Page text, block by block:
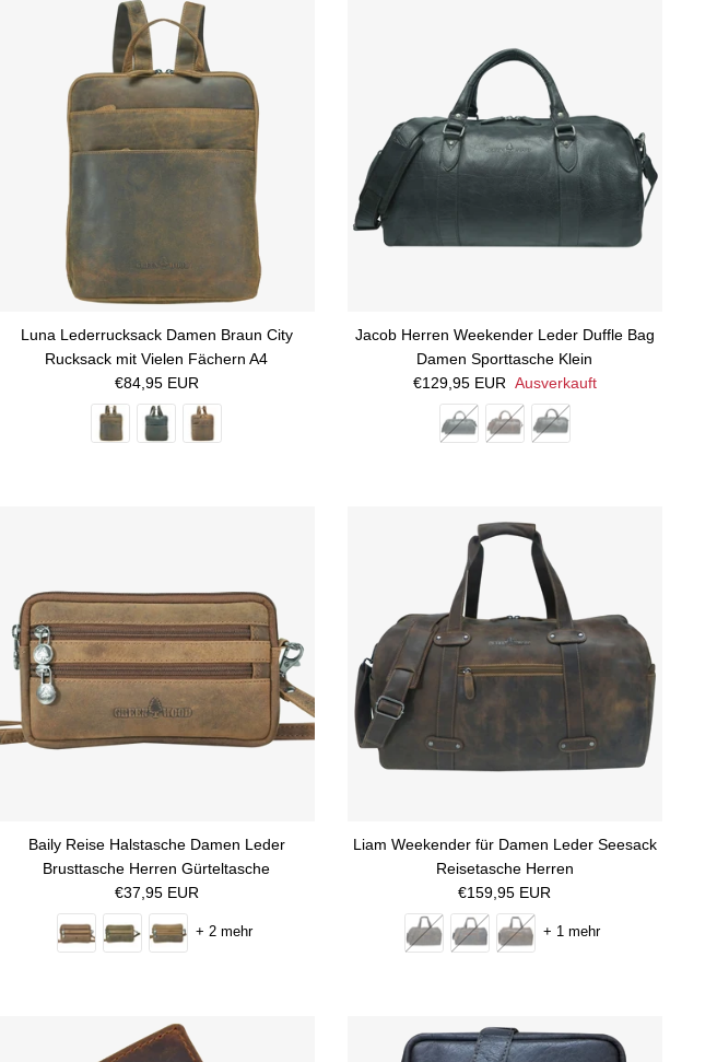
Luna Lederrucksack Damen Braun City
Rucksack mit Vielen Fächern A4
Normaler Preis
€84,95 EUR
Jacob Herren Weekender Leder Duffle Bag
Damen Sporttasche Klein
Normaler Preis
€129,95 EUR Ausverkauft
Baily Reise Halstasche Damen Leder
Brusttasche Herren Gürteltasche
Normaler Preis
€37,95 EUR
+ 2 mehr
Liam Weekender für Damen Leder Seesack
Reisetasche Herren
Normaler Preis
€159,95 EUR
+ 1 mehr